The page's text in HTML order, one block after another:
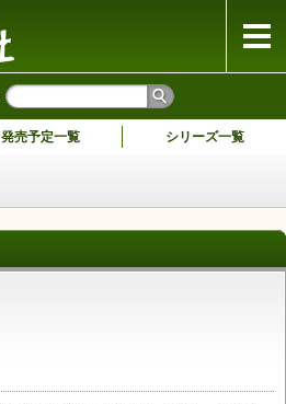
発売予定一覧 シリーズ一覧